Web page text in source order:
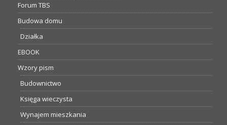
Forum TBS
Budowa domu
Działka
EBOOK
Wzory pism
Budownictwo
Księga wieczysta
Wynajem mieszkania